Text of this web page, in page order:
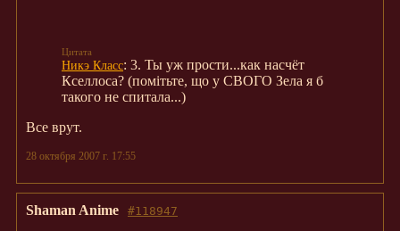
Никэ Класс: 3. Ты уж прости...как насчёт
Кселлоса? (помітьте, що у СВОГО Зела я б
такого не спитала...)
Все врут.
28 октября 2007 г. 17:55
#118947
Shaman Anime